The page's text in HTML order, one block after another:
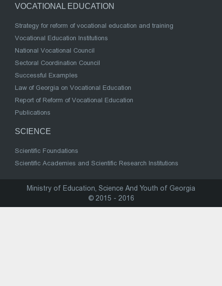
VOCATIONAL EDUCATION
Strategy for reform of vocational education and training
Vocational Education Institutions
National Vocational Council
Sectoral Coordination Council
Successful Examples
Law of Georgia on Vocational Education
Report of Reform of Vocational Education
Publications
SCIENCE
Scientific Foundations
Scientific Academies and Scientific Research Institutions
Ministry of Education, Science And Youth of Georgia
© 2015 - 2016